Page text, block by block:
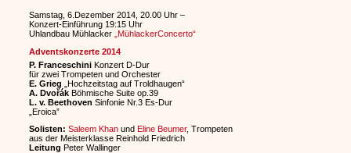
Samstag, 6.Dezember 2014, 20.00 Uhr –
Konzert-Einführung 19:15 Uhr
Uhlandbau Mühlacker „MühlackerConcerto“
Adventskonzerte 2014
P. FranceschiniKonzert D-Dur
für zwei Trompeten und Orchester
E. Grieg „Hochzeitstag auf Troldhaugen“
A. DvořákBöhmische Suite op.39
L. v. Beethoven Sinfonie Nr.3 Es-Dur
„Eroica”
Solisten: Saleem Khanund Eline Beumer, Trompeten
aus der Meisterklasse Reinhold Friedrich
Leitung Peter Wallinger